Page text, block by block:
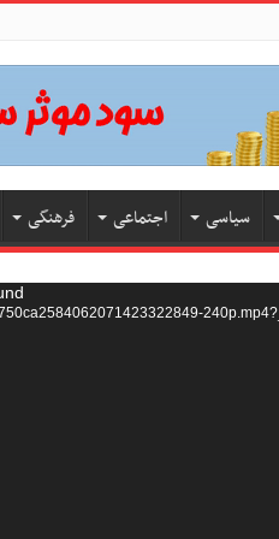
سیاسی اجتماعی فرهنگی